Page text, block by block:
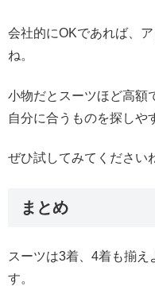
会社的にOKであれば、
ね。
小物だとスーツほど高額
自分に合うものを探しや
ぜひ試してみてください
まとめ
スーツは3着、4着も揃
す。